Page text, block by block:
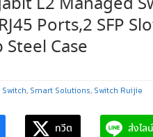
Ports,2 SFP
Case
, Smart Solutions, Switch Ruijie
ทวีต ส่งไลน์